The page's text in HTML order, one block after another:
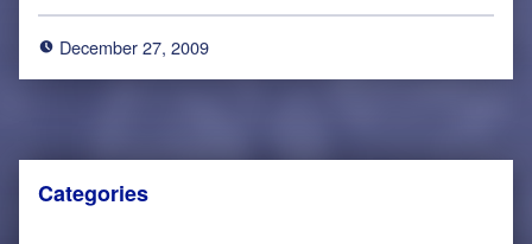
December 27, 2009
Categories